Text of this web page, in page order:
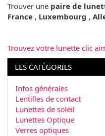
Trouver une paire de
France , Luxembourg ,
Trouvez votre lunette clic
LES CATÉGORIES
Infos générales
Lentilles de contact
Lunettes de soleil
Lunettes Optique
Verres optiques